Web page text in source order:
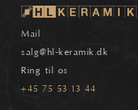
Mail
salg@hl-keramik.dk
Ring til os
+45 75 53 13 44